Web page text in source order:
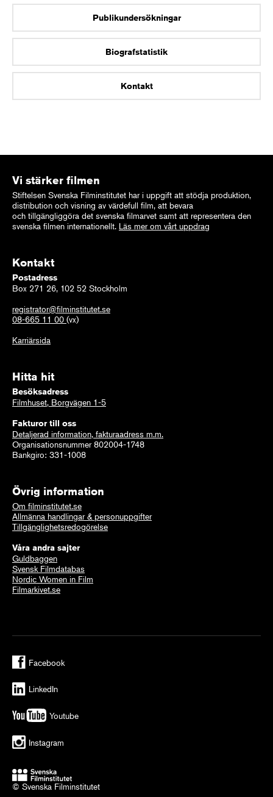
Publikundersökningar
Biografstatistik
Kontakt
Vi stärker filmen
Stiftelsen Svenska Filminstitutet har i uppgift att stödja produktion,
distribution och visning av värdefull film, att bevara
och tillgängliggöra det svenska filmarvet samt att representera den
svenska filmen internationellt. Läs mer om vårt uppdrag
Kontakt
Postadress
Box 271 26, 102 52 Stockholm
registrator@filminstitutet.se
08-665 11 00 (vx)
Karriärsida
Hitta hit
Besöksadress
Filmhuset, Borgvägen 1-5
Fakturor till oss
Detaljerad information, fakturaadress m.m.
Organisationsnummer 802004-1748
Bankgiro: 331-1008
Övrig information
Om filminstitutet.se
Allmänna handlingar & personuppgifter
Tillgänglighetsredogörelse
Våra andra sajter
Guldbaggen
Svensk Filmdatabas
Nordic Women in Film
Filmarkivet.se
Facebook
LinkedIn
Youtube
Instagram
© Svenska Filminstitutet